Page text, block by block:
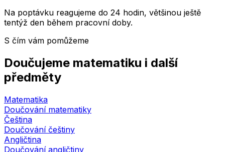
Na poptávku reagujeme do 24 hodin, většinou ještě
tentýž den během pracovní doby.
S čím vám pomůžeme
Doučujeme matematiku i další
předměty
Matematika
Doučování matematiky
Čeština
Doučování češtiny
Angličtina
Doučování angličtiny